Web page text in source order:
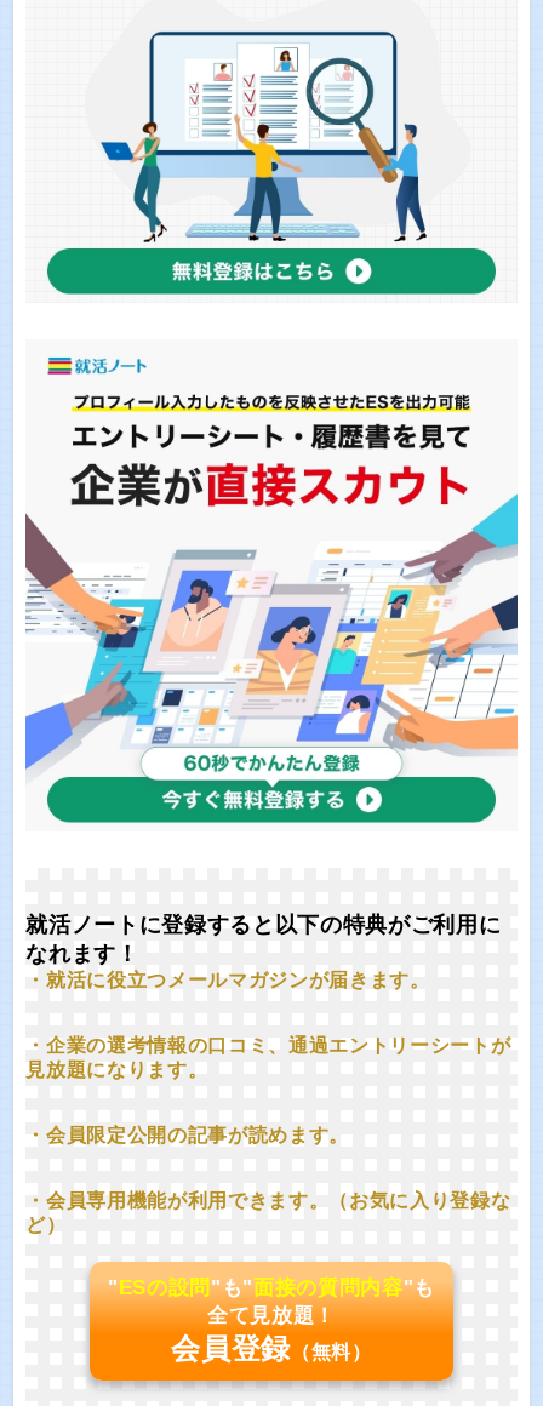
就活ノートに登録すると以下の特典がご利用に
なれます！
・就活に役立つメールマガジンが届きます。
・企業の選考情報の口コミ、通過エントリーシートが
見放題になります。
・会員限定公開の記事が読めます。
・会員専用機能が利用できます。（お気に入り登録な
ど）
"ESの設問"も"面接の質問内容"も
全て見放題！
会員登録 （無料）